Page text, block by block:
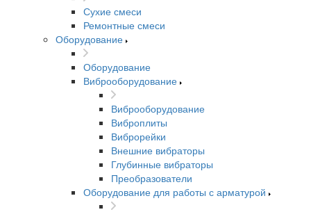
Сухие смеси
Ремонтные смеси
Оборудование
Оборудование
Виброоборудование
Виброоборудование
Виброплиты
Виброрейки
Внешние вибраторы
Глубинные вибраторы
Преобразователи
Оборудование для работы с арматурой